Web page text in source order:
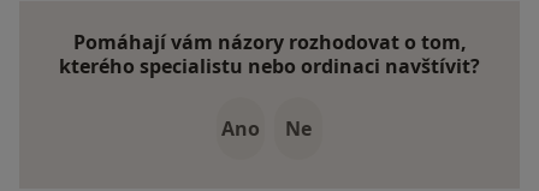
Pomáhají vám názory rozhodovat o tom,
kterého specialistu nebo ordinaci navštívit?
Ano Ne